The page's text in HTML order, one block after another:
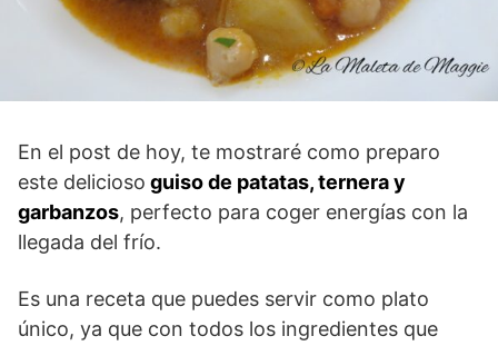
En el post de hoy, te mostraré como preparo
este delicioso guiso de patatas, ternera y
garbanzos, perfecto para coger energías con la
llegada del frío.
Es una receta que puedes servir como plato
único, ya que con todos los ingredientes que